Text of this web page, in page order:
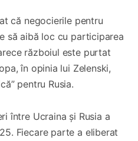
că negocierile pentru
să aibă loc cu participarea
războiul este purtat
în opinia lui Zelenski,
pentru Rusia.
între Ucraina și Rusia a
Fiecare parte a eliberat